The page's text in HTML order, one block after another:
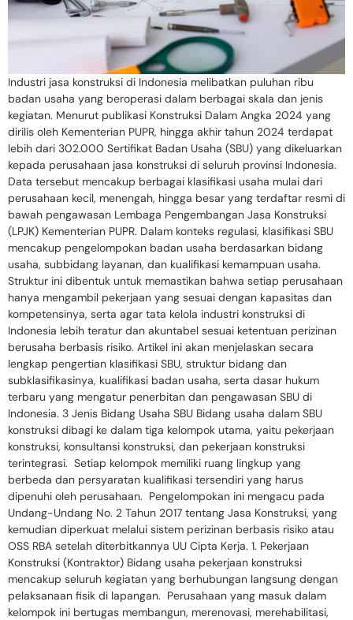
Industri jasa konstruksi di Indonesia melibatkan puluhan ribu
badan usaha yang beroperasi dalam berbagai skala dan jenis
kegiatan. Menurut publikasi Konstruksi Dalam Angka 2024 yang
dirilis oleh Kementerian PUPR, hingga akhir tahun 2024 terdapat
lebih dari 302.000 Sertifikat Badan Usaha (SBU) yang dikeluarkan
kepada perusahaan jasa konstruksi di seluruh provinsi Indonesia.
Data tersebut mencakup berbagai klasifikasi usaha mulai dari
perusahaan kecil, menengah, hingga besar yang terdaftar resmi di
bawah pengawasan Lembaga Pengembangan Jasa Konstruksi
(LPJK) Kementerian PUPR. Dalam konteks regulasi, klasifikasi SBU
mencakup pengelompokan badan usaha berdasarkan bidang
usaha, subbidang layanan, dan kualifikasi kemampuan usaha.
Struktur ini dibentuk untuk memastikan bahwa setiap perusahaan
hanya mengambil pekerjaan yang sesuai dengan kapasitas dan
kompetensinya, serta agar tata kelola industri konstruksi di
Indonesia lebih teratur dan akuntabel sesuai ketentuan perizinan
berusaha berbasis risiko. Artikel ini akan menjelaskan secara
lengkap pengertian klasifikasi SBU, struktur bidang dan
subklasifikasinya, kualifikasi badan usaha, serta dasar hukum
terbaru yang mengatur penerbitan dan pengawasan SBU di
Indonesia. 3 Jenis Bidang Usaha SBU Bidang usaha dalam SBU
konstruksi dibagi ke dalam tiga kelompok utama, yaitu pekerjaan
konstruksi, konsultansi konstruksi, dan pekerjaan konstruksi
terintegrasi. Setiap kelompok memiliki ruang lingkup yang
berbeda dan persyaratan kualifikasi tersendiri yang harus
dipenuhi oleh perusahaan. Pengelompokan ini mengacu pada
Undang-Undang No. 2 Tahun 2017 tentang Jasa Konstruksi, yang
kemudian diperkuat melalui sistem perizinan berbasis risiko atau
OSS RBA setelah diterbitkannya UU Cipta Kerja. 1. Pekerjaan
Konstruksi (Kontraktor) Bidang usaha pekerjaan konstruksi
mencakup seluruh kegiatan yang berhubungan langsung dengan
pelaksanaan fisik di lapangan. Perusahaan yang masuk dalam
kelompok ini bertugas membangun, merenovasi, merehabilitasi,